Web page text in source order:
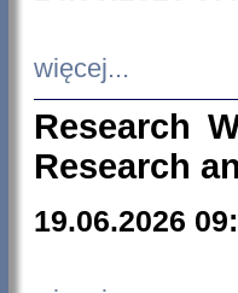
więcej...
Research
Research
19.06.2026